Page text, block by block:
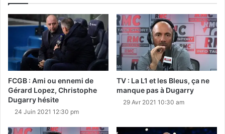
FCGB : Ami ou ennemi de
Gérard Lopez, Christophe
Dugarry hésite
24 Juin 2021 12:30 pm
TV : La L1 et les Bleus, ça ne
manque pas à Dugarry
29 Avr 2021 10:30 am